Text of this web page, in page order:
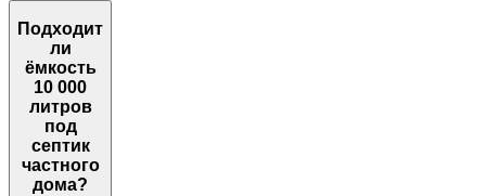
Подходит
ли
ёмкость
10 000
литров
под
септик
частного
дома?